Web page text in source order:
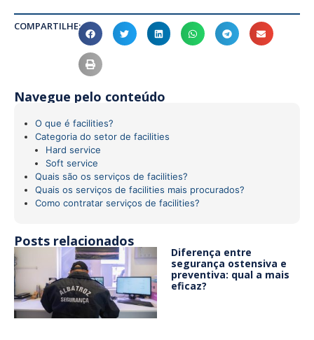
COMPARTILHE:
Navegue pelo conteúdo
O que é facilities?
Categoria do setor de facilities
Hard service
Soft service
Quais são os serviços de facilities?
Quais os serviços de facilities mais procurados?
Como contratar serviços de facilities?
Posts relacionados
Diferença entre
segurança ostensiva e
preventiva: qual a mais
eficaz?